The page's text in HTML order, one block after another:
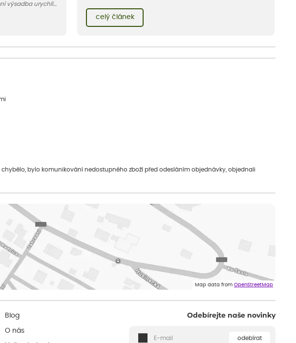
výsadba urychlí
vyplatí se
léto bez pravidelné zálivky. Pojďme se podívat, které to jsou.
celý článek
bylo komunikování nedostupného zboží před odesláním objednávky, objednali
Map data from OpenStreetMap
Blog
O nás
Odebírejte naše novinky
odebírat